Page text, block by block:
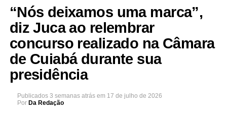
“Nós deixamos uma marca”,
diz Juca ao relembrar
concurso realizado na Câmara
de Cuiabá durante sua
presidência
Publicados 3 semanas atrás em 17 de julho de 2026
Por Da Redação